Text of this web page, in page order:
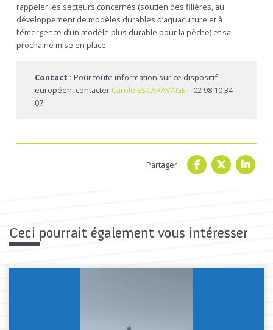
rappeler les secteurs concernés (soutien des filières, au
développement de modèles durables d’aquaculture et à
l’émergence d’un modèle plus durable pour la pêche) et sa
prochaine mise en place.
Contact : Pour toute information sur ce dispositif
européen, contacter Carole ESCARAVAGE – 02 98 10 34
07
Partager :
Ceci pourrait également vous intéresser